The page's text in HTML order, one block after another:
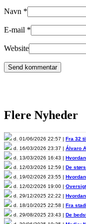
Navn *
E-mail *
Website
Flere Nyheder
d. 01/06/2026 22:57 | Fra 32
d. 16/03/2026 23:37 | Álvaro
d. 13/03/2026 16:43 |
d. 12/03/2026 12:59 | De
d. 19/02/2026 23:55 |
d. 12/02/2026 19:00 |
d. 29/12/2025 22:22 |
d. 18/10/2025 22:58 | Fra
d. 29/08/2025 23:43 | De